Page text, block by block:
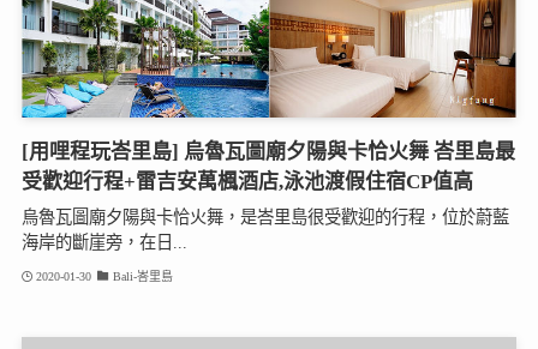
[用哩程玩峇里島] 烏魯瓦圖廟夕陽與卡恰火舞 峇里島最
受歡迎行程+雷吉安萬楓酒店,泳池渡假住宿CP值高
烏魯瓦圖廟夕陽與卡恰火舞，是峇里島很受歡迎的行程，位於蔚藍
海岸的斷崖旁，在日...
2020-01-30 Bali-峇里島